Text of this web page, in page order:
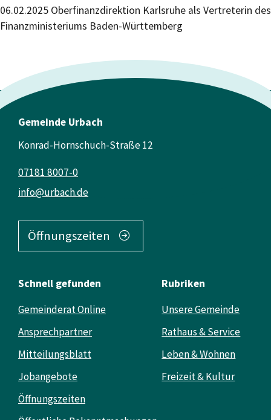
06.02.2025 Oberfinanzdirektion Karlsruhe als Vertreterin des
Finanzministeriums Baden-Württemberg
Gemeinde Urbach
Konrad-Hornschuch-Straße 12
info@urbach.de
07181 8007-0
Öffnungszeiten
Schnell gefunden
Gemeinderat Online
Ansprechpartner
Mitteilungsblatt
Jobangebote
Öffnungszeiten
Rubriken
Unsere Gemeinde
Rathaus & Service
Leben & Wohnen
Freizeit & Kultur